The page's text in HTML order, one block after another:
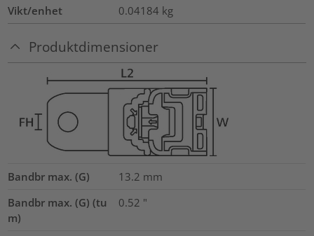
Vikt/enhet
0.04184 kg
Produktdimensioner
Bandbr max. (G) 13.2 mm
Bandbr max. (G) (tu
m)
0.52 "